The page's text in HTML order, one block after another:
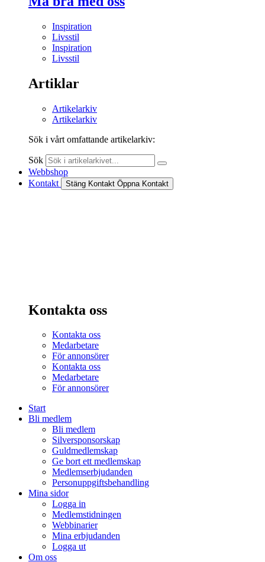
Inspiration
Livsstil
Inspiration
Livsstil
Artiklar
Artikelarkiv
Artikelarkiv
Sök i vårt omfattande artikelarkiv:
Sök
Webbshop
Kontakt
Stäng Kontakt Öppna Kontakt
Kontakta oss
Kontakta oss
Medarbetare
För annonsörer
Kontakta oss
Medarbetare
För annonsörer
Start
Bli medlem
Bli medlem
Silversponsorskap
Guldmedlemskap
Ge bort ett medlemskap
Medlemserbjudanden
Personuppgiftsbehandling
Mina sidor
Logga in
Medlemstidningen
Webbinarier
Mina erbjudanden
Logga ut
Om oss